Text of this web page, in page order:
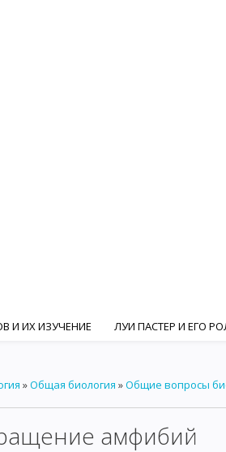
И ИХ ИЗУЧЕНИЕ ЛУИ ПАСТЕР И ЕГО
СИСТЕМАТИКА И
»Общая биология »Общие вопросы
амфибий